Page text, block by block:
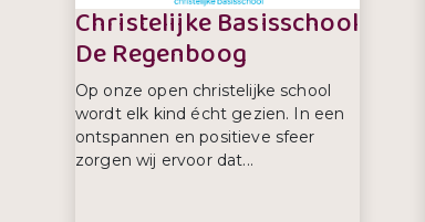
Christelijke Basisschool
De Regenboog
Op onze open christelijke school
wordt elk kind écht gezien. In een
ontspannen en positieve sfeer
zorgen wij ervoor dat...